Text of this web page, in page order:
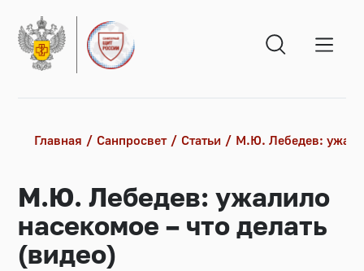
Главная Санпросвет Статьи М.Ю. Лебедев:
М.Ю. Лебедев: ужалило
насекомое – что делать
(видео)